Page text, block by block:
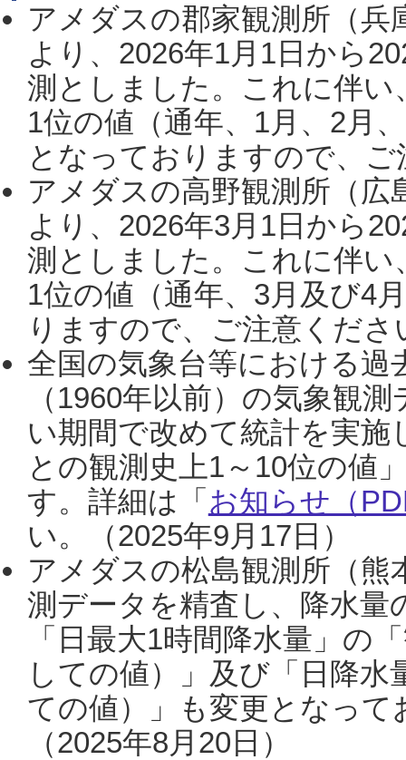
アメダスの郡家観測所（
より、2026年1月1日から
測としました。これに伴い
1位の値（通年、1月、2月
となっておりますので、
アメダスの高野観測所（
より、2026年3月1日から
測としました。これに伴い
1位の値（通年、3月及び4
りますので、ご注意くだ
全国の気象台等における過
（1960年以前）の気象観
い期間で改めて統計を実
との観測史上1～10位の値
す。詳細は「 お知らせ（
い。（2025年9月17日）
アメダスの松島観測所（熊
測データを精査し、降水
「日最大1時間降水量」の
しての値）」及び「日降
ての値）」も変更となっ
（2025年8月20日）